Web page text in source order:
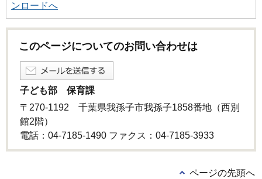
ンロードへ
このページについてのお問い合わせは
子ども部 保育課
〒270-1192 千葉県我孫子市我孫子1858番地（西別
館2階）
電話：04-7185-1490 ファクス：04-7185-3933
ページの先頭へ